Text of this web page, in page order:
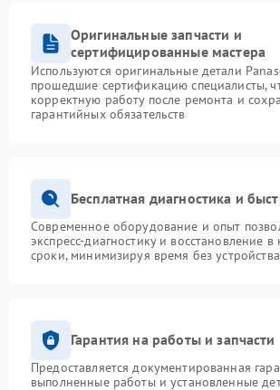
Оригинальные запчасти и
сертифицированные мастера
Используются оригинальные детали
прошедшие сертификацию специалисты,
корректную работу после ремонта и
гарантийных обязательств
Бесплатная диагностика и
Современное оборудование и опыт
экспресс-диагностику и восстановление
сроки, минимизируя время без устройства
Гарантия на работы и запчасти
Предоставляется документированная
выполненные работы и установленные